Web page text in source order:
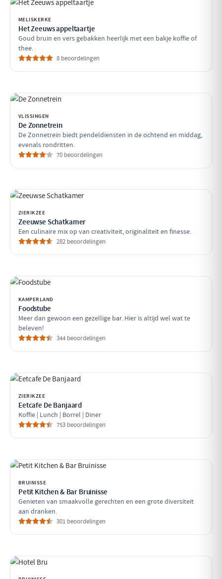
MELISKERKE
Het Zeeuws appeltaartje
Goud bruin en vers gebakken heerlijk met een bakje koffie of
thee.
8 beoordelingen
VLISSINGEN
De Zonnetrein
De Zonnetrein biedt pendeldiensten in de ochtend en middag,
evenals rondritten.
70 beoordelingen
ZIERIKZEE
Zeeuwse Schatkamer
Een culinaire mix op van creativiteit, originaliteit en finesse.
282 beoordelingen
KAMPERLAND
Foodstube
Meer dan gewoon een gezellige bar. Hier is altijd wel wat te
beleven!
344 beoordelingen
ZIERIKZEE
Eetcafe De Banjaard
Koffie | Lunch | Borrel | Diner
753 beoordelingen
BRUINISSE
Petit Kitchen & Bar Bruinisse
Genieten van smaakvolle gerechten en een grote diversiteit
aan dranken.
301 beoordelingen